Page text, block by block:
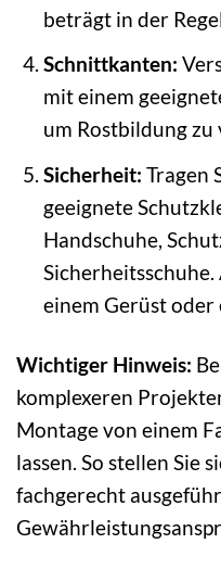
beträgt in der
Schnittkanten:
mit einem
um Rostbildung zu
Sicherheit: Tragen
geeignete
Handschuhe,
einem Gerüst oder
Wichtiger Hinweis:
komplexeren
Montage von einem
lassen. So stellen Sie
fachgerecht